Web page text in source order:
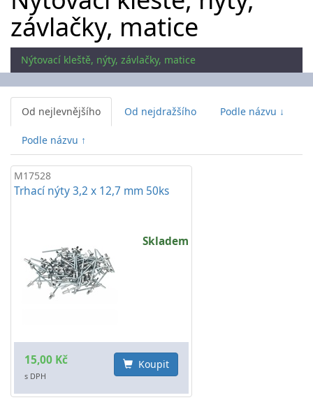
závlačky, matice
Nýtovací kleště, nýty, závlačky, matice
Od nejlevnějšího Od nejdražšího Podle názvu ↓
Podle názvu ↑
M17528
Trhací nýty 3,2 x 12,7 mm 50ks
Skladem
15,00 Kč
s DPH
Koupit